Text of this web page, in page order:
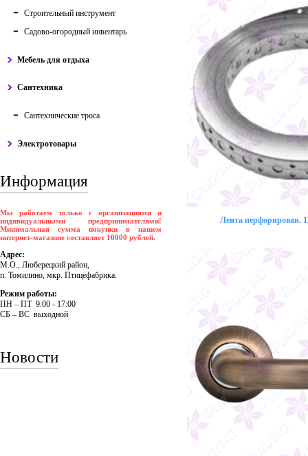
Строительный инструмент
Садово-огородный инвентарь
Мебель для отдыха
Сантехника
Сантехнические троса
Электротовары
Информация
Мы работаем только с организациями и
индивидуальными предпринимателями!
Минимальная сумма покупки в нашем
интернет-магазине составляет 10000 рублей.
Адрес:
М.О., Люберецкий район,
п. Томилино, мкр. Птицефабрика.
Режим работы:
ПH – ПT 9:00 - 17:00
CБ – BC выходной
Новости
Лента перфорирован.